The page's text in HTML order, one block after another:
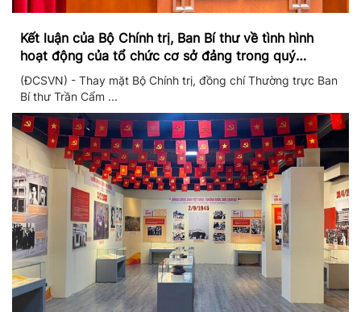
Kết luận của Bộ Chính trị, Ban Bí thư về tình hình
hoạt động của tổ chức cơ sở đảng trong quý
II/2026
(ĐCSVN) - Thay mặt Bộ Chính trị, đồng chí Thường trực Ban
Bí thư Trần Cẩm ...